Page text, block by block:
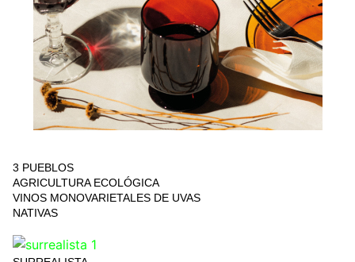
3 PUEBLOS
AGRICULTURA ECOLÓGICA
VINOS MONOVARIETALES DE UVAS
NATIVAS